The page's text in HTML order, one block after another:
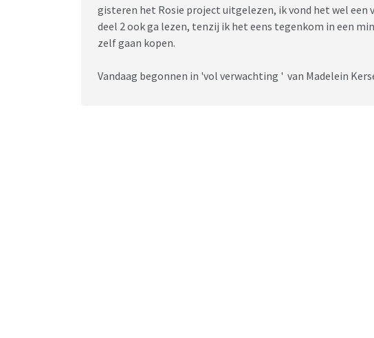
gisteren het Rosie project uitgelezen, ik vond het wel een
deel 2 ook ga lezen, tenzij ik het eens tegenkom in een
zelf gaan kopen.
Vandaag begonnen in 'vol verwachting ' van Madelein